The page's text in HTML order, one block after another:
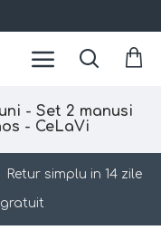
- Set 2 manusi
- CeLaVi
Retur simplu in 14 zile